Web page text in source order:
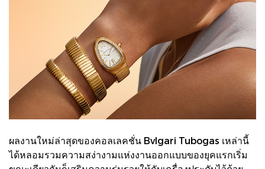
ผลงานใหม่ล่าสุดของคอลเลคชั่น Bvlgari Tubogas เหล่านี้
ได้หลอมรวมความสง่างามแห่งงานออกแบบของยุคแรกเริ่ม